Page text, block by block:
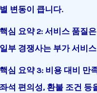
변동이 큽니다.
심 요약 2: 서비스 품질
부 경쟁사는 부가 서비
심 요약 3: 비용 대비 만
석 편의성, 환불 조건 등